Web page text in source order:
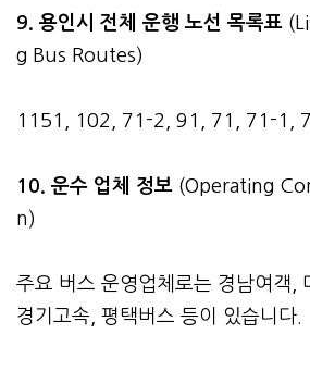
9. 용인시 전체 운행 노선 목록표
g Bus Routes)
1151, 102, 71-2, 91, 71, 71-1,
10. 운수 업체 정보 (Operating
n)
주요 버스 운영업체로는 경남여객,
경기고속, 평택버스 등이 있습니다.